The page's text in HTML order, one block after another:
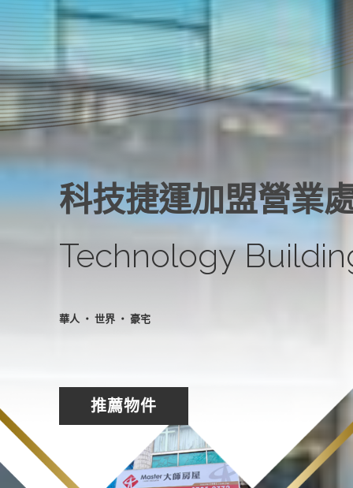
科技捷運加盟營業
Technology
華人 ‧ 世界 ‧ 豪宅
在地耕耘
推薦物件